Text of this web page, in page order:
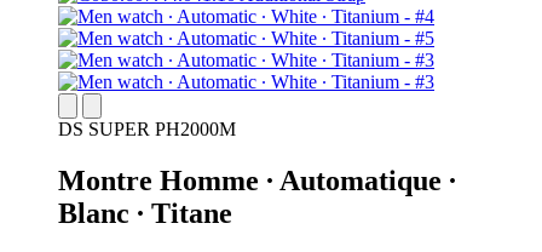
DS SUPER PH2000M
Montre Homme ∙ Automatique ∙
Blanc ∙ Titane